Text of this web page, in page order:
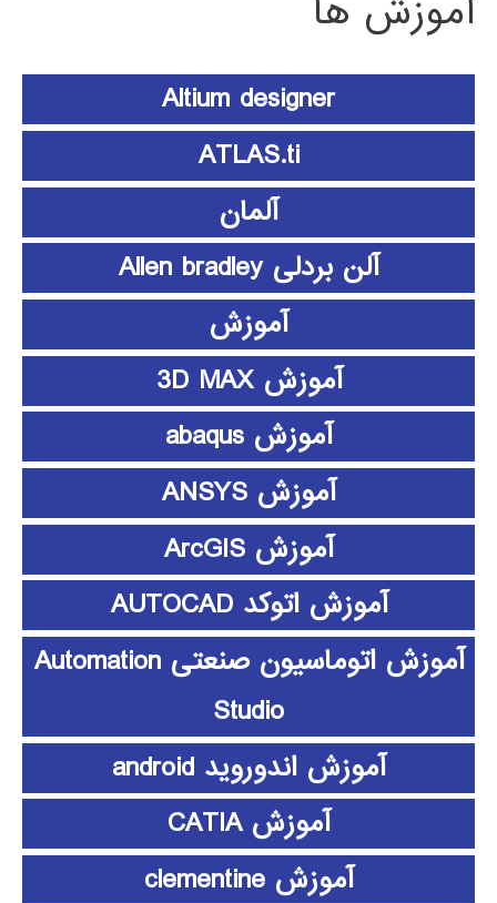
آموزش ها
Altium designer
ATLAS.ti
آلمان
آلن بردلی Allen bradley
آموزش
آموزش 3D MAX
آموزش abaqus
آموزش ANSYS
آموزش ArcGIS
آموزش اتوکد AUTOCAD
آموزش اتوماسیون صنعتی Automation
Studio
آموزش اندوروید android
آموزش CATIA
آموزش clementine